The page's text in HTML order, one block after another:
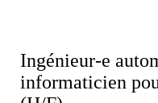
Ingénieur-e
informaticien